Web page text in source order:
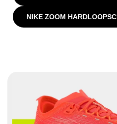
NIKE ZOOM